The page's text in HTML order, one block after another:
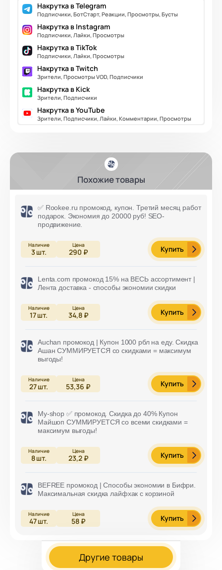
Накрутка в Telegram
Подписчики, БотСтарт, Реакции, Просмотры, Бусты
Накрутка в Instagram
Подписчики, Лайки, Просмотры
Накрутка в TikTok
Подписчики, Лайки, Просмотры
Накрутка в Twitch
Зрители, Просмотры VOD, Подписчики
Накрутка в Kick
Зрители, Подписчики
Накрутка в YouTube
Зрители, Подписчики, Лайки, Комментарии, Просмотры
Похожие товары
✅ Rookee.ru промокод, купон. Третий месяц работ
подарок. Экономия до 20000 руб! SEO-
продвижение.
3шт. 290 ₽ Купить
Lenta.com промокод 15% на ВЕСЬ ассортимент |
Лента доставка - способы экономии скидки
17шт. 34,8 ₽ Купить
Auchan промокод | Купон 1000 рбл на еду. Скидка
Ашан СУММИРУЕТСЯ со скидками = максимум
выгоды!
27шт. 53,36 ₽ Купить
My-shop ✅ промокод. Скидка до 40% Купон
Майшоп СУММИРУЕТСЯ со всеми скидками =
максимум выгоды!
8шт. 23,2 ₽ Купить
BEFREE промокод | Способы экономии в Бифри.
Максимальная скидка лайфхак с корзиной
47шт. 58 ₽ Купить
Другие товары